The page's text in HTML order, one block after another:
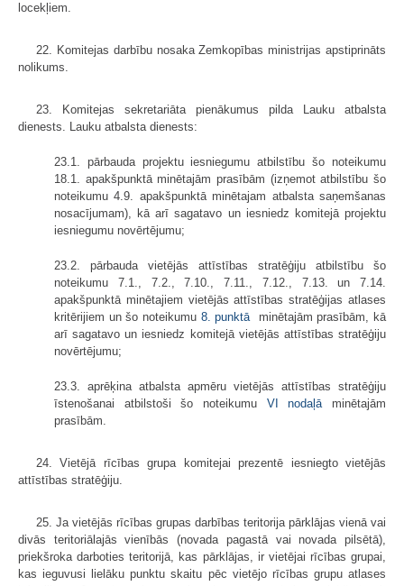
locekļiem.
22. Komitejas darbību nosaka Zemkopības ministrijas apstiprināts
nolikums.
23. Komitejas sekretariāta pienākumus pilda Lauku atbalsta
dienests. Lauku atbalsta dienests:
23.1. pārbauda projektu iesniegumu atbilstību šo noteikumu
18.1. apakšpunktā minētajām prasībām (izņemot atbilstību šo
noteikumu 4.9. apakšpunktā minētajam atbalsta saņemšanas
nosacījumam), kā arī sagatavo un iesniedz komitejā projektu
iesniegumu novērtējumu;
23.2. pārbauda vietējās attīstības stratēģiju atbilstību šo
noteikumu 7.1., 7.2., 7.10., 7.11., 7.12., 7.13. un 7.14.
apakšpunktā minētajiem vietējās attīstības stratēģijas atlases
kritērijiem un šo noteikumu 8. punktāminētajām prasībām, kā
arī sagatavo un iesniedz komitejā vietējās attīstības stratēģiju
novērtējumu;
23.3. aprēķina atbalsta apmēru vietējās attīstības stratēģiju
īstenošanai atbilstoši šo noteikumu VI nodaļāminētajām
prasībām.
24. Vietējā rīcības grupa komitejai prezentē iesniegto vietējās
attīstības stratēģiju.
25. Ja vietējās rīcības grupas darbības teritorija pārklājas vienā vai
divās teritoriālajās vienībās (novada pagastā vai novada pilsētā),
priekšroka darboties teritorijā, kas pārklājas, ir vietējai rīcības grupai,
kas ieguvusi lielāku punktu skaitu pēc vietējo rīcības grupu atlases